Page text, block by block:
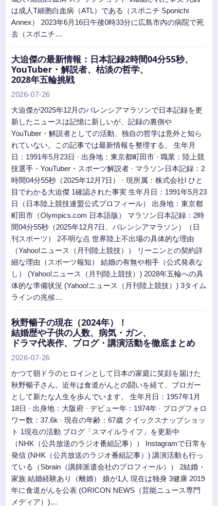
は成人T細胞白血病（ATL）である（スポニチ Sponichi
Annex） 2023年6月16日午後0時33分に広島市内の病院で死
去（スポニチ…
大迫傑の最新情報：日本記録2時間04分55秒、
YouTuber・解説者、枯淡の哲学、
2028年五輪挑戦
2026-07-26
大迫傑が2025年12月のバレンシアマラソンで日本記録を更
新したニュースは記憶に新しいが、記録の裏側や
YouTuber・解説者としての活動、独自の哲学は意外と知ら
れていない。この記事では最新情報を整理する。 生年月
日：1991年5月23日 · 出身地：東京都町田市 · 職業：陸上競
技選手・YouTuber・スポーツ解説者 · マラソン日本記録：2
時間04分55秒（2025年12月7日） · 現所属：株式会社I ひと
目でわかる大迫傑 1確認された事実 生年月日：1991年5月23
日（日本陸上競技連盟公式プロフィール） 出身地：東京都
町田市（Olympics.com 日本語版） マラソン日本記録：2時
間04分55秒（2025年12月7日、バレンシアマラソン）（日
刊スポーツ） 2不明な点 世界陸上不出場の具体的な理由
（Yahoo!ニュース（月刊陸上競技）） リーニンとの契約詳
細な理由（スポーツ報知） 結婚の有無や相手（公式発表な
し） (Yahoo!ニュース（月刊陸上競技）) 2028年五輪への具
体的な準備状況 (Yahoo!ニュース（月刊陸上競技）) 3タイム
ラインの兆候…
秋野暢子の現在（2024年）！
結婚歴や子供の人数、病気・ガン、
ドラマ代表作、ブログ・講演活動を徹底まとめ
2026-07-26
かつて朝ドラのヒロインとして日本の家庭に笑顔を届けた
秋野暢子さん。近年は食道がんとの闘いを経て、ブロガー
として新たな人生を歩んでいます。 生年月日：1957年1月
18日 · 出身地：大阪府 · デビュー年：1974年 · ブログフォロ
ワー数：37.6k · 現在の年齢：67歳 クイックスナップショッ
ト 1現在の活動 ブログ「スマイルライフ」を更新中
（NHK（公共放送のラジオ番組記事）） Instagramで日常を
発信 (NHK（公共放送のラジオ番組記事）) 講演活動も行っ
ている（Sbrain（講師派遣会社のプロフィール）） 2結婚・
家族 結婚経験あり（離婚） 娘が1人 現在は独身 3健康 2019
年に食道がんを公表 (ORICON NEWS（芸能ニュース専門
メディア）)…